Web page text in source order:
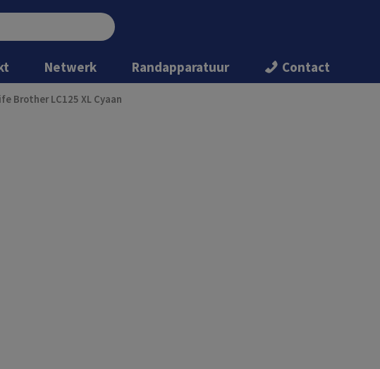
Netwerk Randapparatuur Contact
Brother LC125 XL Cyaan